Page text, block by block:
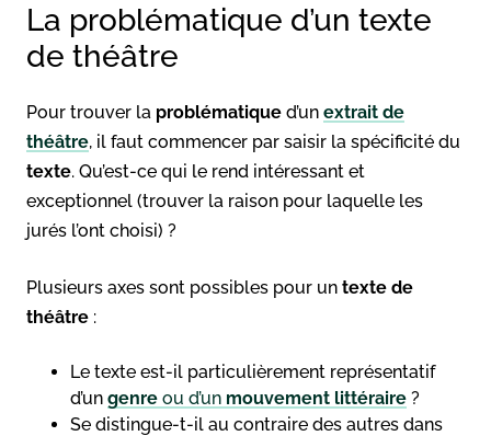
La problématique d’un texte
de théâtre
Pour trouver la problématique d’un extrait de
théâtre, il faut commencer par saisir la spécificité du
texte. Qu’est-ce qui le rend intéressant et
exceptionnel (trouver la raison pour laquelle les
jurés l’ont choisi) ?
Plusieurs axes sont possibles pour un texte de
théâtre :
Le texte est-il particulièrement représentatif
d’un genre ou d’un mouvement littéraire ?
Se distingue-t-il au contraire des autres dans